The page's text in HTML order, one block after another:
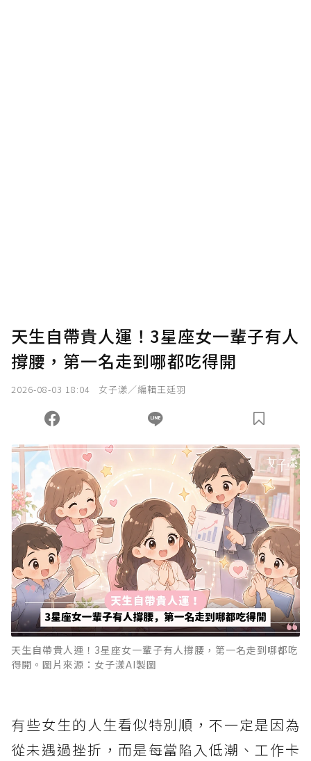
天生自帶貴人運！3星座女一輩子有人
撐腰，第一名走到哪都吃得開
2026-08-03 18:04 女子漾／編輯王廷羽
天生自帶貴人運！3星座女一輩子有人撐腰，第一名走到哪都吃
得開。圖片來源：女子漾AI製圖
有些女生的人生看似特別順，不一定是因為
從未遇過挫折，而是每當陷入低潮、工作卡